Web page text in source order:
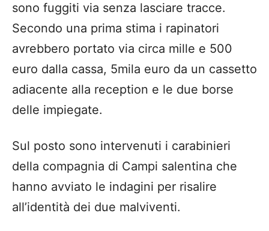
sono fuggiti via senza lasciare tracce.
Secondo una prima stima i rapinatori
avrebbero portato via circa mille e 500
euro dalla cassa, 5mila euro da un cassetto
adiacente alla reception e le due borse
delle impiegate.
Sul posto sono intervenuti i carabinieri
della compagnia di Campi salentina che
hanno avviato le indagini per risalire
all’identità dei due malviventi.